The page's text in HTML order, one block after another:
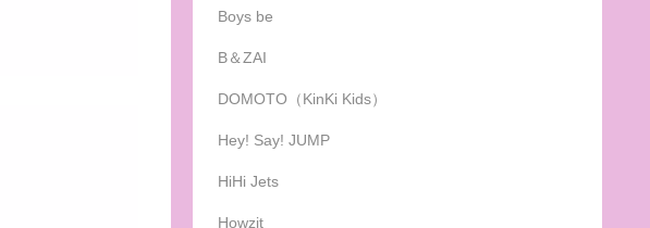
Boys be
B＆ZAI
DOMOTO（KinKi Kids）
Hey! Say! JUMP
HiHi Jets
Howzit